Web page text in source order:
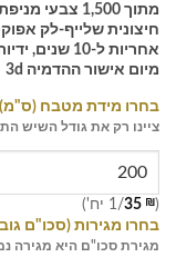
חיצונית שלייף-לק
מיום אישור ההדמיה 3d
בחרו מידת מטבח (ס"מ)
ציינו רק את גודל השיש
(
35 ₪
/1 יח')
בחרו מגירות (סכו"ם גובה 18
מגירת סכו"ם היא מגירה